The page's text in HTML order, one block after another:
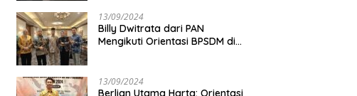
13/09/2024
Billy Dwitrata dari PAN
Mengikuti Orientasi BPSDM di
13/09/2024
Berlian Utama Harta: Orientasi